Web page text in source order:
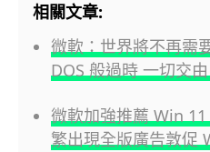
相關文章:
微軟：世界將不再需
DOS 般過時 一切交
微軟加強推薦 Win
繁出現全版廣告敦促